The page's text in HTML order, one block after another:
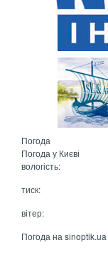
Погода
Погода у Києві
вологість:
тиск:
вітер:
Погода на sinoptik.ua